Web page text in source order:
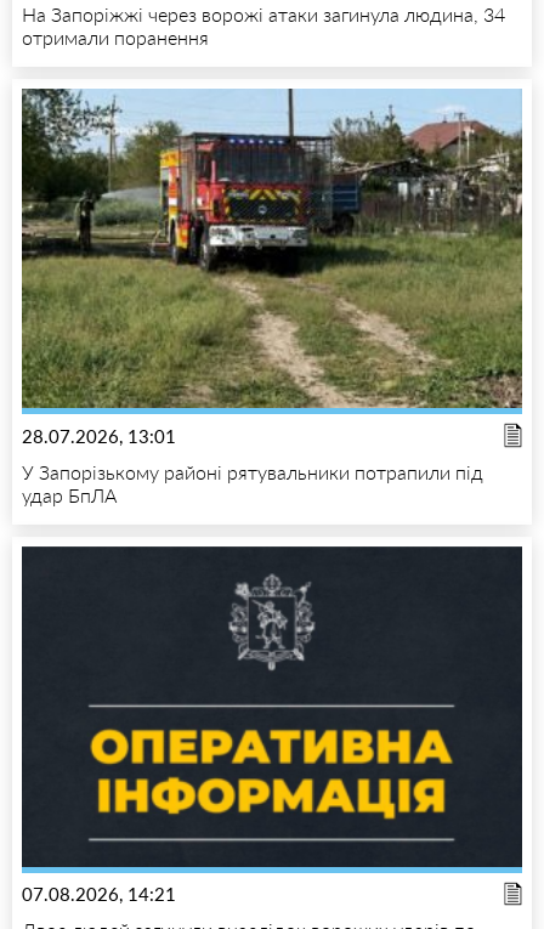
На Запоріжжі через ворожі атаки загинула людина, 34
отримали поранення
28.07.2026, 13:01
У Запорізькому районі рятувальники потрапили під
удар БпЛА
07.08.2026, 14:21